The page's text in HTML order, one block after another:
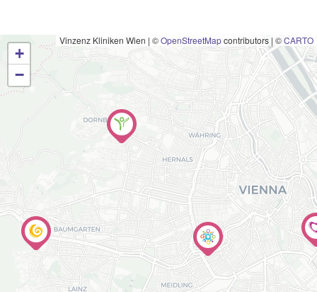
+
−
Vinzenz Kliniken Wien | ©OpenStreetMapcontributors | ©CARTO